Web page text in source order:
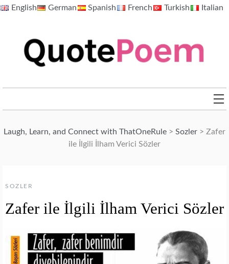
SkipEnglish German Spanish French Turkish Italian
Laugh, Learn, and Connect with ThatOneRule > Sozler > Zafer
ile İlgili İlham Verici Sözler
SOZLER
Zafer ile İlgili İlham Verici Sözler